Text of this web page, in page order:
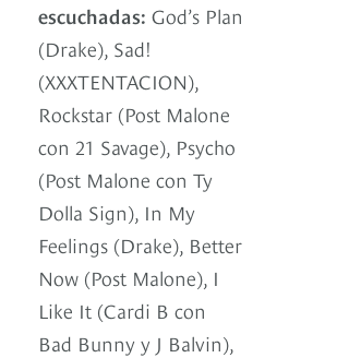
escuchadas: God’s Plan
(Drake), Sad!
(XXXTENTACION),
Rockstar (Post Malone
con 21 Savage), Psycho
(Post Malone con Ty
Dolla Sign), In My
Feelings (Drake), Better
Now (Post Malone), I
Like It (Cardi B con
Bad Bunny y J Balvin),